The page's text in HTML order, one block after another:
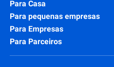
Para Casa
Para pequenas empresas
Para Empresas
Para Parceiros